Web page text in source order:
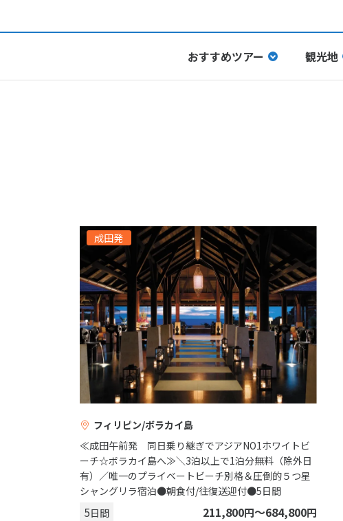
おすすめツアー 観光地
成田発
フィリピン/ボラカイ島
≪成田午前発 同日乗り継ぎでアジアNO1ホワイトビ
ーチ☆ボラカイ島へ≫＼3泊以上で1泊分無料（除外日
有）／唯一のプライベートビーチ別格＆圧倒的５つ星
シャングリラ宿泊●朝食付/往復送迎付●5日間
5日間 211,800円〜684,800円